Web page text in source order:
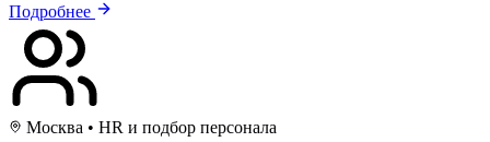
Подробнее
Москва • HR и подбор персонала